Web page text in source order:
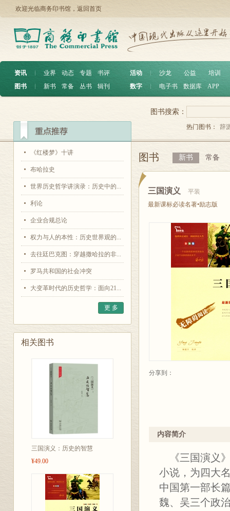
欢迎光临商务印书馆， 返回首页
资讯 ︱ 业界 动态 专题
书评
图书
︱ 新书 常备 丛书 辑刊
活动 沙龙 公益
培训
数字
电子书 数据库 APP
《红楼梦》十讲
布哈拉史
世界历史哲学讲演录：历史中的...
利论
企业合规总论
权力与人的本性：历史世界观的...
去往廷巴克图：穿越撒哈拉的非...
罗马共和国的社会冲突
大变革时代的历史哲学：面向21...
更 多
相关图书
三国演义：历史的智慧
¥49.00
图书搜索：
热门图书： 辞
图书 新书 常备
三国演义
平装
最新课标必读名著•励志版
分享到：
内容简介
《三国演义
小说，为四大
中国第一部长
魏、吴三个政